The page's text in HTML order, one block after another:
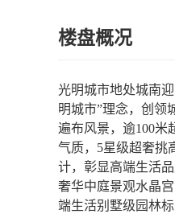
楼盘概况
光明城市地处城南
明城市”理念，创领
遍布风景，逾100米
气质，5星级超奢挑
计，彰显高端生活
奢华中庭景观水晶
端生活别墅级园林